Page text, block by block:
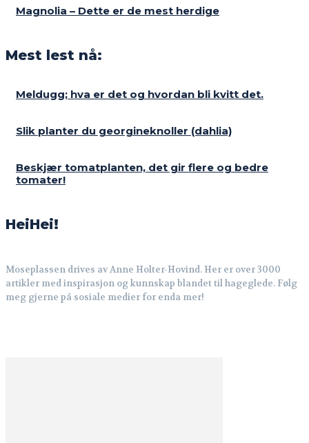
Magnolia – Dette er de mest herdige
Mest lest nå:
Meldugg; hva er det og hvordan bli kvitt det.
Slik planter du georgineknoller (dahlia)
Beskjær tomatplanten, det gir flere og bedre
tomater!
HeiHei!
Moseplassen drives av Anne Holter-Hovind. Her er over 3000
artikler med inspirasjon og kunnskap blandet til hageglede. Følg
meg gjerne på sosiale medier for enda mer!